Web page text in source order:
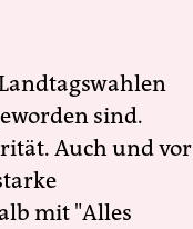
sind.
Auch und vor
mit "Alles